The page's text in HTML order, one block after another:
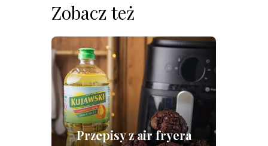
Zobacz też
Przepisy z air fryera